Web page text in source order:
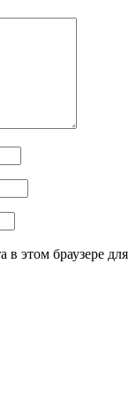
в этом браузере для